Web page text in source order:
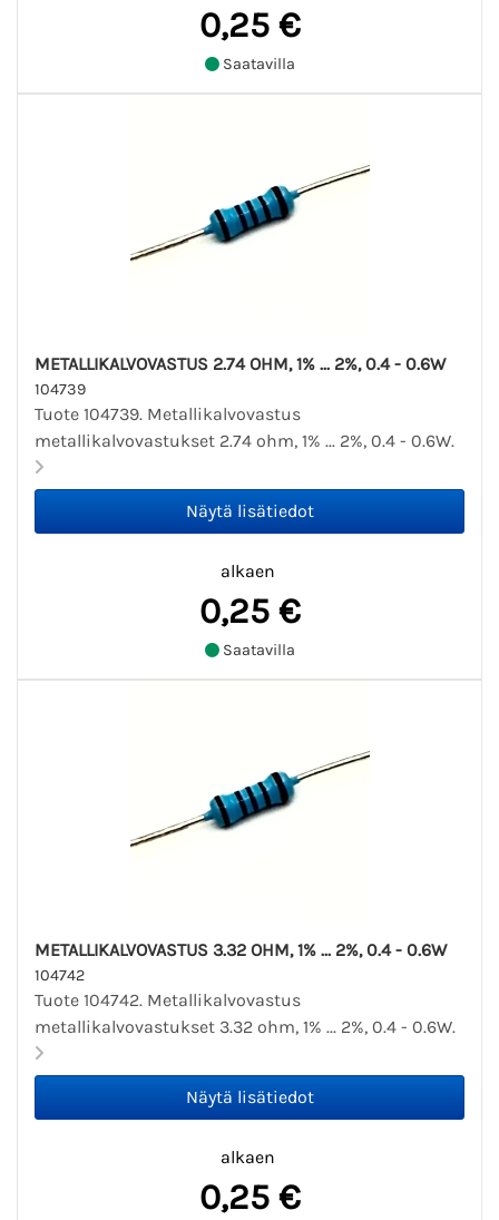
0,25 €
Saatavilla
METALLIKALVOVASTUS 2.74 OHM, 1% ... 2%, 0.4 - 0.6W
104739
Tuote 104739. Metallikalvovastus
metallikalvovastukset 2.74 ohm, 1% ... 2%, 0.4 - 0.6W.
alkaen
0,25 €
Saatavilla
METALLIKALVOVASTUS 3.32 OHM, 1% ... 2%, 0.4 - 0.6W
104742
Tuote 104742. Metallikalvovastus
metallikalvovastukset 3.32 ohm, 1% ... 2%, 0.4 - 0.6W.
alkaen
0,25 €